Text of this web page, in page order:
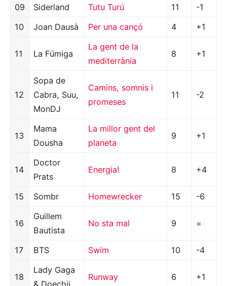
09 Siderland Tutu Turú 11
-1
10
Joan Dausà Per una cançó 4 +1
11 La Fúmiga
La gent de la
mediterrània
8 +1
12
Sopa de
Cabra, Suu,
MonDJ
Camins, somnis i
promeses
11 -2
13
Mama
Dousha
La millor gent del
planeta
9 +1
14
Doctor
Prats
Energia! 8 +4
15 Sombr Homewrecker 15 -6
16
Guillem
Bautista
No sta mal 9 =
17 BTS Swim 10 -4
18
Lady Gaga
& Doechii
Runway 6 +1